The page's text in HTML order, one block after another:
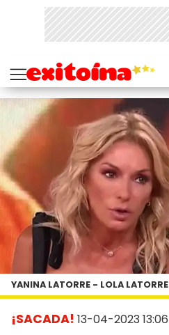
¡SACADA! 13-04-2023 13:06
YANINA LATORRE - LOLA LATORRE